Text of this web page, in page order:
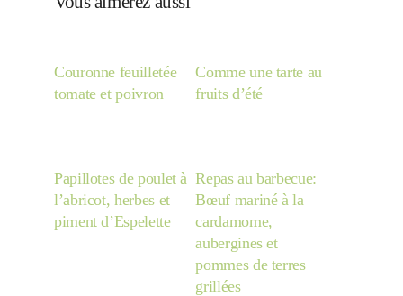
cupcake
apéro
Couronne feuilletée
tomate et poivron
Comme une tarte au
fruits d’été
Papillotes de poulet à
l’abricot, herbes et
piment d’Espelette
Repas au barbecue:
Bœuf mariné à la
cardamome,
aubergines et
pommes de terres
grillées